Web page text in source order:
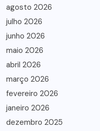
agosto 2026
julho 2026
junho 2026
maio 2026
abril 2026
março 2026
fevereiro 2026
janeiro 2026
dezembro 2025